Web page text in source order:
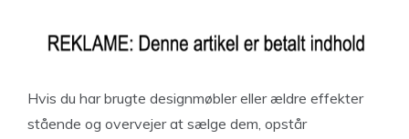
Hvis du har brugte designmøbler eller ældre effekter
stående og overvejer at sælge dem, opstår